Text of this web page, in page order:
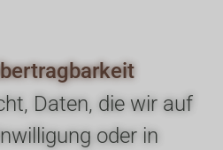
Daten, die wir auf
oder in